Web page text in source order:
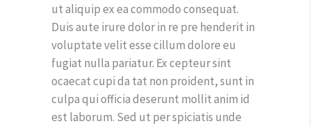
ut aliquip ex ea commodo consequat.
Duis aute irure dolor in re pre henderit in
voluptate velit esse cillum dolore eu
fugiat nulla pariatur. Ex cepteur sint
ocaecat cupi da tat non proident, sunt in
culpa qui officia deserunt mollit anim id
est laborum. Sed ut per spiciatis unde